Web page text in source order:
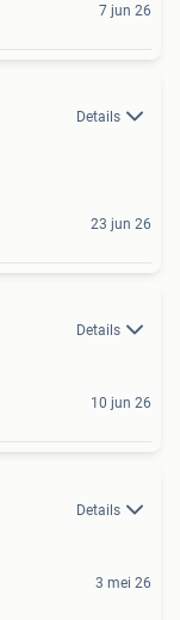
7 jun 26
Details
23 jun 26
Details
10 jun 26
Details
3 mei 26